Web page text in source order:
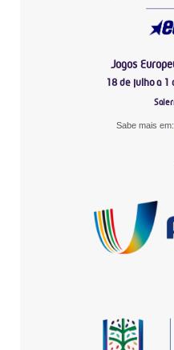
Jogos
18 de julho a
Sabe mais em: